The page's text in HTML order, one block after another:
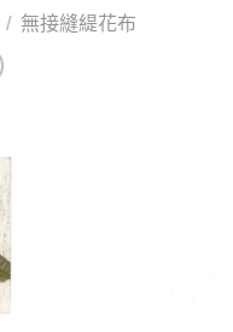
/ 無接縫緹花布